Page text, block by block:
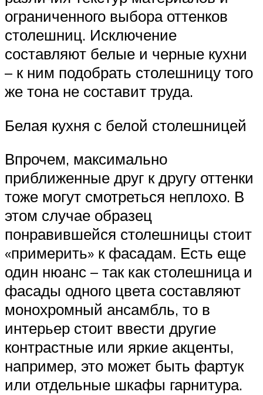
ограниченного выбора оттенков
столешниц. Исключение
составляют белые и черные кухни
– к ним подобрать столешницу того
же тона не составит труда.
Белая кухня с белой столешницей
Впрочем, максимально
приближенные друг к другу оттенки
тоже могут смотреться неплохо. В
этом случае образец
понравившейся столешницы стоит
«примерить» к фасадам. Есть еще
один нюанс – так как столешница и
фасады одного цвета составляют
монохромный ансамбль, то в
интерьер стоит ввести другие
контрастные или яркие акценты,
например, это может быть фартук
или отдельные шкафы гарнитура.